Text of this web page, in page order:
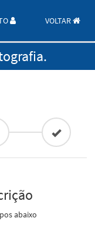
VOLTAR
abaixo